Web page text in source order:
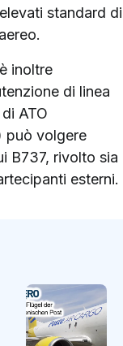
standard di
inoltre
di linea
ATO
può volgere
B737, rivolto sia
esterni.